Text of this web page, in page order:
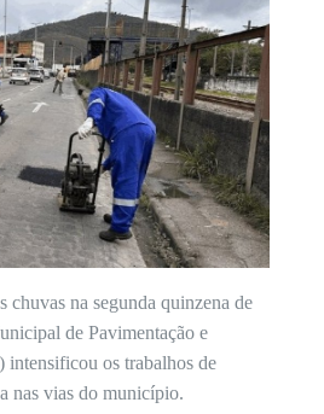
chuvas na segunda quinzena de
de Pavimentação e
intensificou os trabalhos de
nas vias do município.